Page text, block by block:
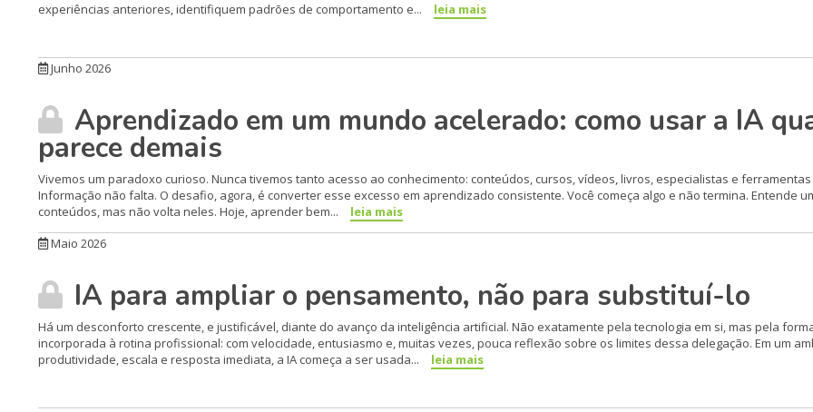
experiências anteriores, identifiquem padrões de comportamento e...
leia mais
Junho 2026
Aprendizado em um mundo acelerado: como usar a IA
parece demais
Vivemos um paradoxo curioso. Nunca tivemos tanto acesso ao conhecimento: conteúdos, cursos, vídeos, livros, especialistas e
Informação não falta. O desafio, agora, é converter esse excesso em aprendizado consistente. Você começa algo e não termina. Entende
conteúdos, mas não volta neles. Hoje, aprender bem...
leia mais
Maio 2026
IA para ampliar o pensamento, não para substituí-lo
Há um desconforto crescente, e justificável, diante do avanço da inteligência artificial. Não exatamente pela tecnologia em si, mas pela
incorporada à rotina profissional: com velocidade, entusiasmo e, muitas vezes, pouca reflexão sobre os limites dessa delegação. Em um
produtividade, escala e resposta imediata, a IA começa a ser usada...
leia mais